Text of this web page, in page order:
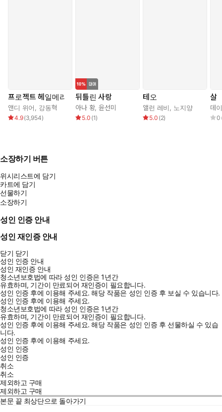
“자네는 정의를 원했지. 그러니 자네도 정의의 심판을 받게 될 것이
다. 틀림없이 밧줄과 교수대가 자넬 기다릴 것이다.”_본문 중에서
“사랑스러운 판타지 버전의 「나이브스 아웃」 같다.” ─T.J. 클룬,
『벼랑 위의 집』의 저자
“네로 울프에 한니발 렉터까지 가미된 캐릭터라니.”―《라이브러
리 저널》
스》
“훌륭한 추리 소설이기까지 한, 훌륭한 판타지.” ─ 《워싱턴 포
“훌륭한 플롯, 독창적인 세계관, 그리고 매력적인 캐릭터들. 페이
지를 넘기게 만드는 경이로운 소설이다. 강력하게 추천한다.”—
《SFF 월드》
“셜록 홈즈에 대한 베넷의 판타지적 재해석. 상상력 넘치는 세계
관 구축과 완벽한 속도감으로 독자들을 경이에 휩싸이게 만든
다.”—《북페이지》
“베넷이 이런 작품을 열 권쯤 더 써서 어제 나한테 보내 주면 좋았
을 텐데.”─맥스 글래드스턴, 『우리는 시간 전쟁에서 이렇게 패
배한다』 작가
줄거리
어느 날, 갑작스럽게 거대한 나무가 사람의 몸을 뚫고 자라는 암살
프로젝트 헤일메리
앤디 위어 강동혁
4.9(3,954)
뒤틀린 사랑
아나 황,윤선미
5.0 (1)
테오
앨런 레비 노지양
5.0 (2)
살
데
0
소장하기 버튼
위시리스트에 담기
카트에 담기
선물하기
소장하기
성인 인증 안내
성인 재인증 안내
닫기 닫기
성인 인증 안내
성인 재인증 안내
청소년보호법에 따라 성인 인증은 1년간
유효하며, 기간이 만료되어 재인증이 필요합니다.
성인 인증 후에 이용해 주세요.해당 작품은 성인 인증 후 보실 수 있습니다.
성인 인증 후에 이용해 주세요.
청소년보호법에 따라 성인 인증은 1년간
유효하며, 기간이 만료되어 재인증이 필요합니다.
성인 인증 후에 이용해 주세요.해당 작품은 성인 인증 후 선물하실 수 있습
니다.
성인 인증 후에 이용해 주세요.
성인 인증
성인 인증
취소
취소
제외하고 구매
제외하고 구매
본문 끝 최상단으로 돌아가기